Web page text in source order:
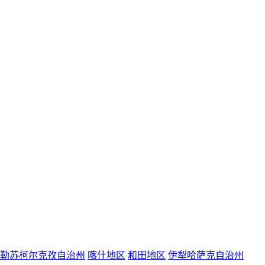
苏柯尔克孜自治州 喀什地区 和田地区 伊犁哈萨克自治州